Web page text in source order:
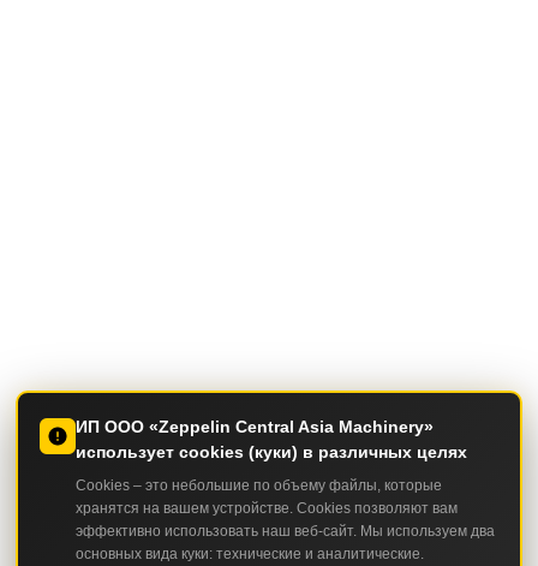
ИП ООО «Zeppelin Central Asia Machinery»
использует cookies (куки) в различных целях
Cookies – это небольшие по объему файлы, которые
хранятся на вашем устройстве. Cookies позволяют вам
эффективно использовать наш веб-сайт. Мы используем два
основных вида куки: технические и аналитические.